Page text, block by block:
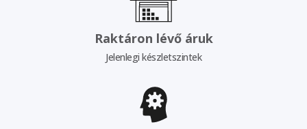
Raktáron lévő áruk
Jelenlegi készletszintek